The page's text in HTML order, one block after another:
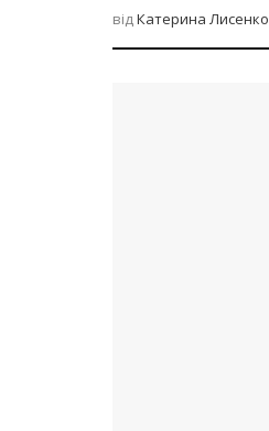
відКатерина Лисенко